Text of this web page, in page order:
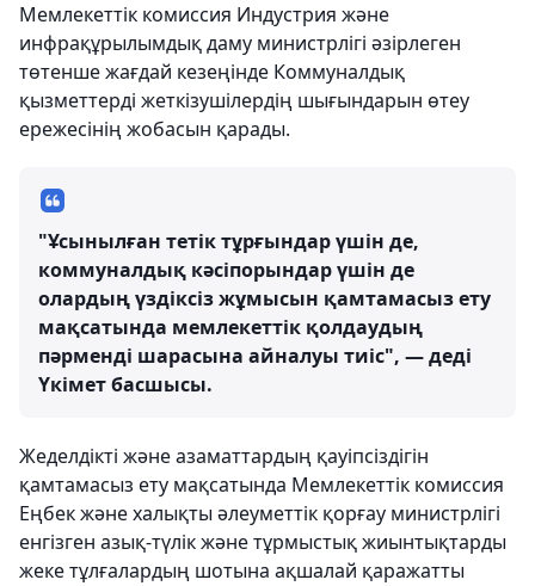
Мемлекеттік комиссия Индустрия және
инфрақұрылымдық даму министрлігі әзірлеген
төтенше жағдай кезеңінде Коммуналдық
қызметтерді жеткізушілердің шығындарын өтеу
ережесінің жобасын қарады.
"Ұсынылған тетік тұрғындар үшін де,
коммуналдық кәсіпорындар үшін де
олардың үздіксіз жұмысын қамтамасыз ету
мақсатында мемлекеттік қолдаудың
пәрменді шарасына айналуы тиіс", — деді
Үкімет басшысы.
Жеделдікті және азаматтардың қауіпсіздігін
қамтамасыз ету мақсатында Мемлекеттік комиссия
Еңбек және халықты әлеуметтік қорғау министрлігі
енгізген азық-түлік және тұрмыстық жиынтықтарды
жеке тұлғалардың шотына ақшалай қаражатты